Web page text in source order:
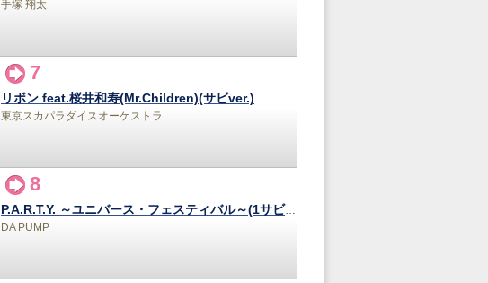
手塚 翔太
7
リボン feat.桜井和寿(Mr.Children)(サビver.)
東京スカパラダイスオーケストラ
8
P.A.R.T.Y. ～ユニバース・フェスティバル～(1サビver.)
DA PUMP